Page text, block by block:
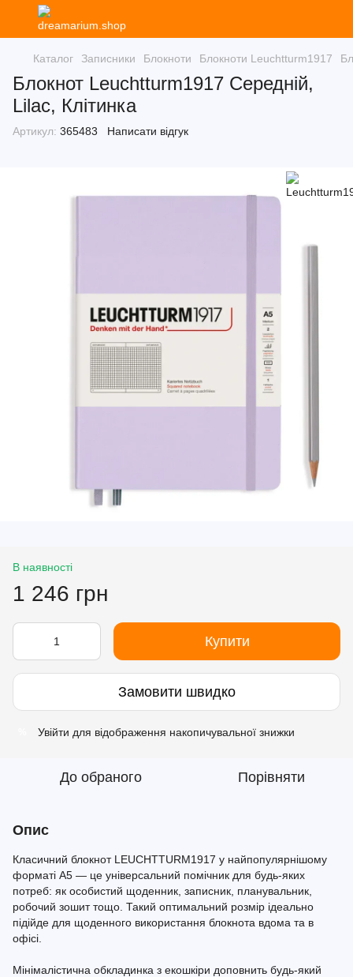
Каталог Записники Блокноти Блокноти Leuchtturm1917
Блокнот Leuchtturm1917 Середній,
Lilac, Клітинка
Артикул: 365483 Написати відгук
В наявності
1 246 грн
Купити
Замовити швидко
Увійти для відображення накопичувальної знижки
До обраного Порівняти
Опис
Класичний блокнот LEUCHTTURM1917 у найпопулярнішому
форматі A5 — це універсальний помічник для будь-яких
потреб: як особистий щоденник, записник, планувальник,
робочий зошит тощо. Такий оптимальний розмір ідеально
підійде для щоденного використання блокнота вдома та в
офісі.
Мінімалістична обкладинка з екошкіри доповнить будь-який